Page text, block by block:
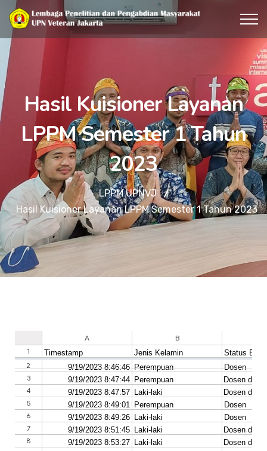
Hasil Kuisioner Layanan
LPPM Semester 1 Tahun
2023
LPPM UPNVJ
Hasil Kuisioner Layanan LPPM Semester 1 Tahun 2023